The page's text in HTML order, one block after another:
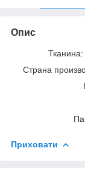
Опис
Тканина:
Страна
Приховати